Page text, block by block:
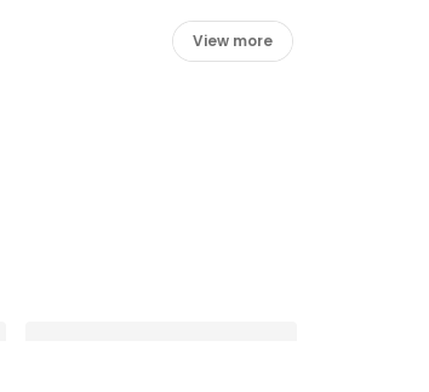
View more